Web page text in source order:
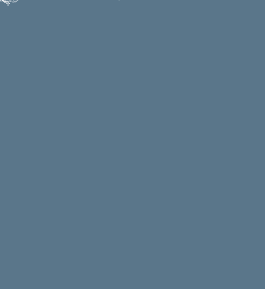
— Visita la pagina iniziale della scuola